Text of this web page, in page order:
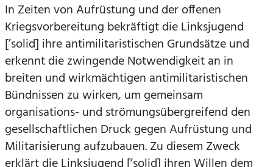
In Zeiten von Aufrüstung und der offenen
Kriegsvorbereitung bekräftigt die Linksjugend
[’solid] ihre antimilitaristischen Grundsätze und
erkennt die zwingende Notwendigkeit an in
breiten und wirkmächtigen antimilitaristischen
Bündnissen zu wirken, um gemeinsam
organisations- und strömungsübergreifend den
gesellschaftlichen Druck gegen Aufrüstung und
Militarisierung aufzubauen. Zu diesem Zweck